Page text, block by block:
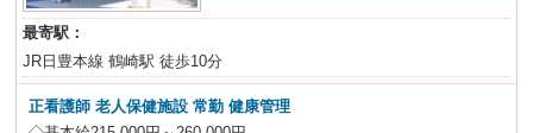
最寄駅：
JR日豊本線 鶴崎駅 徒歩10分
正看護師 老人保健施設常勤 健康管理